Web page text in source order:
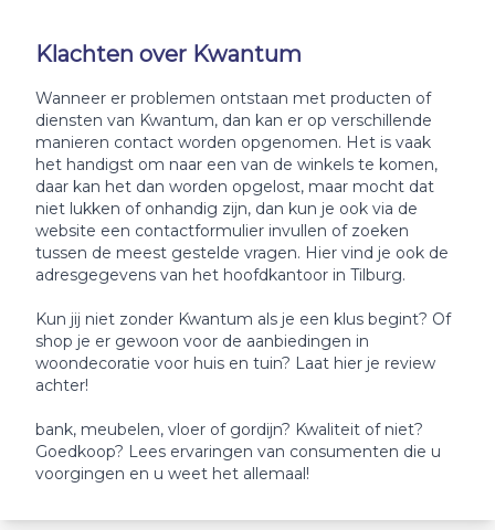
Klachten over Kwantum
Wanneer er problemen ontstaan met producten of
diensten van Kwantum, dan kan er op verschillende
manieren contact worden opgenomen. Het is vaak
het handigst om naar een van de winkels te komen,
daar kan het dan worden opgelost, maar mocht dat
niet lukken of onhandig zijn, dan kun je ook via de
website een contactformulier invullen of zoeken
tussen de meest gestelde vragen. Hier vind je ook de
adresgegevens van het hoofdkantoor in Tilburg.
Kun jij niet zonder Kwantum als je een klus begint? Of
shop je er gewoon voor de aanbiedingen in
woondecoratie voor huis en tuin? Laat hier je review
achter!
bank, meubelen, vloer of gordijn? Kwaliteit of niet?
Goedkoop? Lees ervaringen van consumenten die u
voorgingen en u weet het allemaal!